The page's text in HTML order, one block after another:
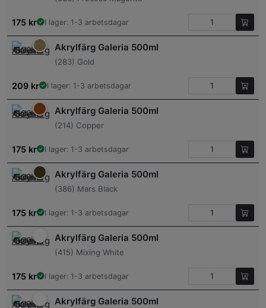
175 kr I lager: 1-3 arbetsdagar
Akrylfärg Galeria 500ml
(283) Gold
209 kr I lager: 1-3 arbetsdagar
Akrylfärg Galeria 500ml
(214) Copper
175 kr I lager: 1-3 arbetsdagar
Akrylfärg Galeria 500ml
(386) Mars Black
175 kr I lager: 1-3 arbetsdagar
Akrylfärg Galeria 500ml
(415) Mixing White
175 kr I lager: 1-3 arbetsdagar
Akrylfärg Galeria 500ml